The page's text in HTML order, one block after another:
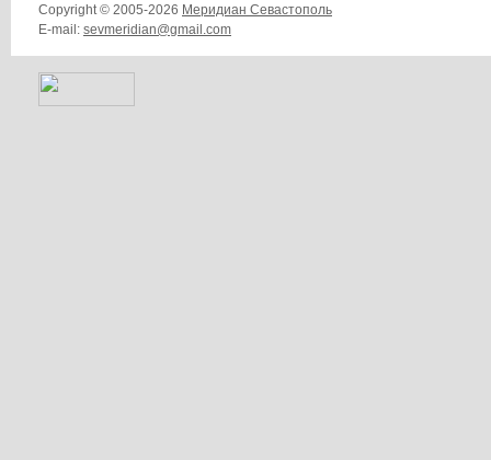
Copyright © 2005-2026 Меридиан Севастополь
E-mail: sevmeridian@gmail.com